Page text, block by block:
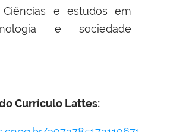
e estudos em
e sociedade
Currículo Lattes: